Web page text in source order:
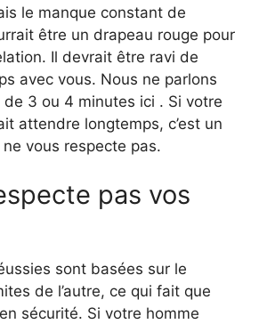
le manque constant de
être un drapeau rouge pour
Il devrait être ravi de
avec vous. Nous ne parlons
3 ou 4 minutes ici . Si votre
attendre longtemps, c’est un
ne vous respecte pas.
pas vos
sont basées sur le
de l’autre, ce qui fait que
sécurité. Si votre homme